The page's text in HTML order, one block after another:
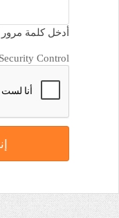
أدخل كلمة
Security Control